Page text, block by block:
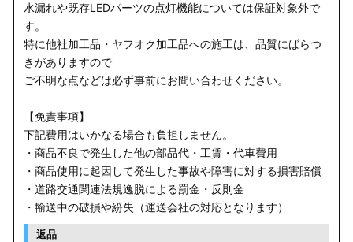
水漏れや既存LEDパーツの点灯機能については保証対象外で
す。
特に他社加工品・ヤフオク加工品への施工は、品質にばらつ
きがありますので
ご不明な点などは必ず事前にお問い合わせください。
【免責事項】
下記費用はいかなる場合も負担しません。
・商品不良で発生した他の部品代・工賃・代車費用
・商品使用に起因して発生した事故や障害に対する損害賠償
・道路交通関連法規逸脱による罰金・反則金
・輸送中の破損や紛失（運送会社の対応となります）
返品